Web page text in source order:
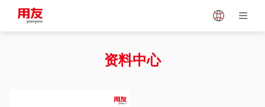
Vietnam
资料中心